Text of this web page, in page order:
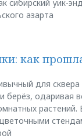
сибирский уик-
азарта
как
для
берёз, одаривая